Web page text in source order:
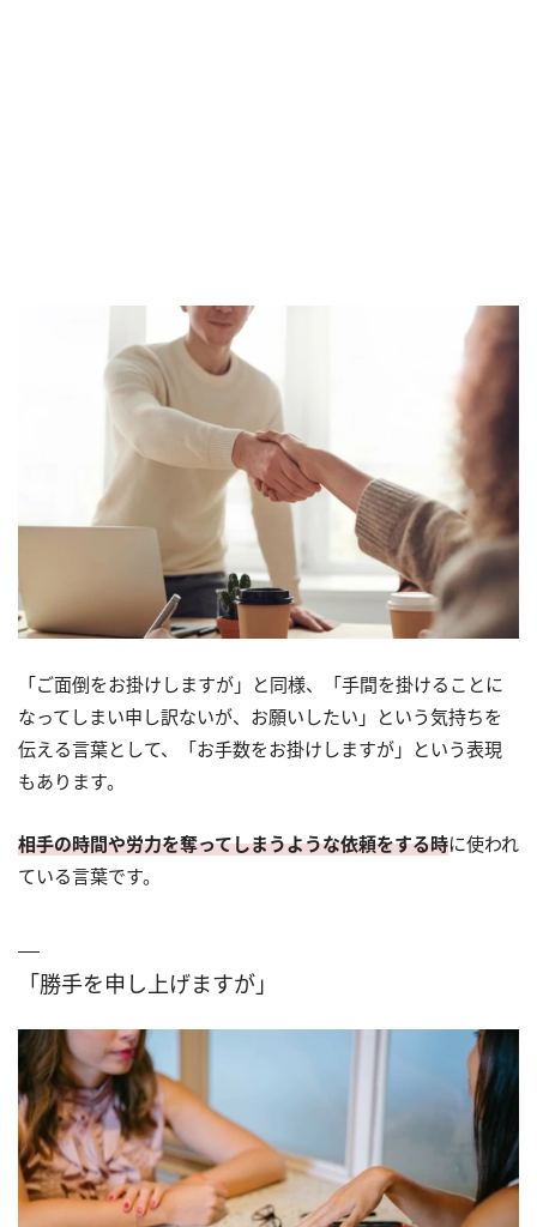
「ご面倒をお掛けしますが」と同様、「手間を掛けることに
なってしまい申し訳ないが、お願いしたい」という気持ちを
伝える言葉として、「お手数をお掛けしますが」という表現
もあります。
相手の時間や労力を奪ってしまうような依頼をする時に使われ
ている言葉です。
「勝手を申し上げますが」